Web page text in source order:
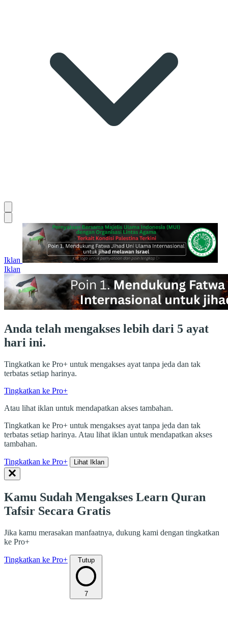
Iklan
Iklan
Anda telah mengakses lebih dari 5 ayat
hari ini.
Tingkatkan ke Pro+ untuk mengakses ayat tanpa jeda dan tak
terbatas setiap harinya.
Tingkatkan ke Pro+
Atau lihat iklan untuk mendapatkan akses tambahan.
Tingkatkan ke Pro+ untuk mengakses ayat tanpa jeda dan tak
terbatas setiap harinya. Atau lihat iklan untuk mendapatkan akses
tambahan.
Tingkatkan ke Pro+ Lihat Iklan
Kamu Sudah Mengakses Learn Quran
Tafsir Secara Gratis
Jika kamu merasakan manfaatnya, dukung kami dengan tingkatkan
ke Pro+
Tingkatkan ke Pro+ Tutup
7